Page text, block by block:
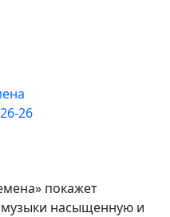
26
покажет
музыки насыщенную и